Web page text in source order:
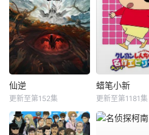
仙逆
更新至第152集
蜡笔小新
更新至第1181集